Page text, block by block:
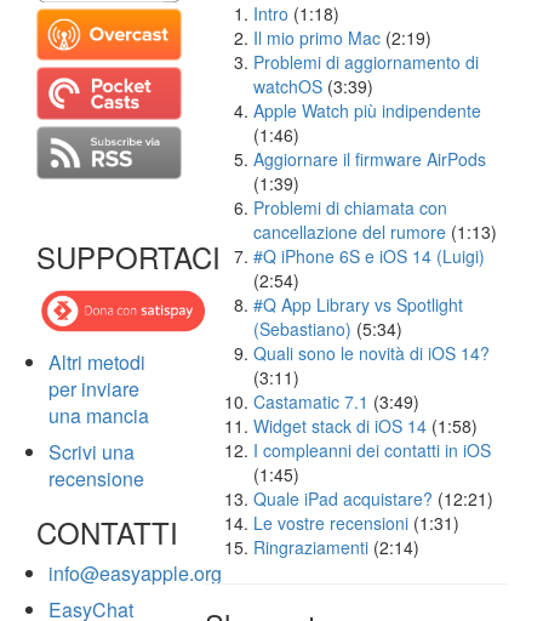
SUPPORTACI
Altri metodi
per inviare
una mancia
Scrivi una
recensione
CONTATTI
info@easyapple.org
EasyChat
Intro (1:18)
Il mio primo Mac (2:19)
Problemi di aggiornamento di
watchOS (3:39)
Apple Watch più indipendente
(1:46)
Aggiornare il firmware AirPods
(1:39)
Problemi di chiamata con
cancellazione del rumore (1:13)
#Q iPhone 6S e iOS 14 (Luigi)
(2:54)
#Q App Library vs Spotlight
(Sebastiano) (5:34)
Quali sono le novità di iOS 14?
(3:11)
Castamatic 7.1 (3:49)
Widget stack di iOS 14 (1:58)
I compleanni dei contatti in iOS
(1:45)
Quale iPad acquistare? (12:21)
Le vostre recensioni (1:31)
Ringraziamenti (2:14)